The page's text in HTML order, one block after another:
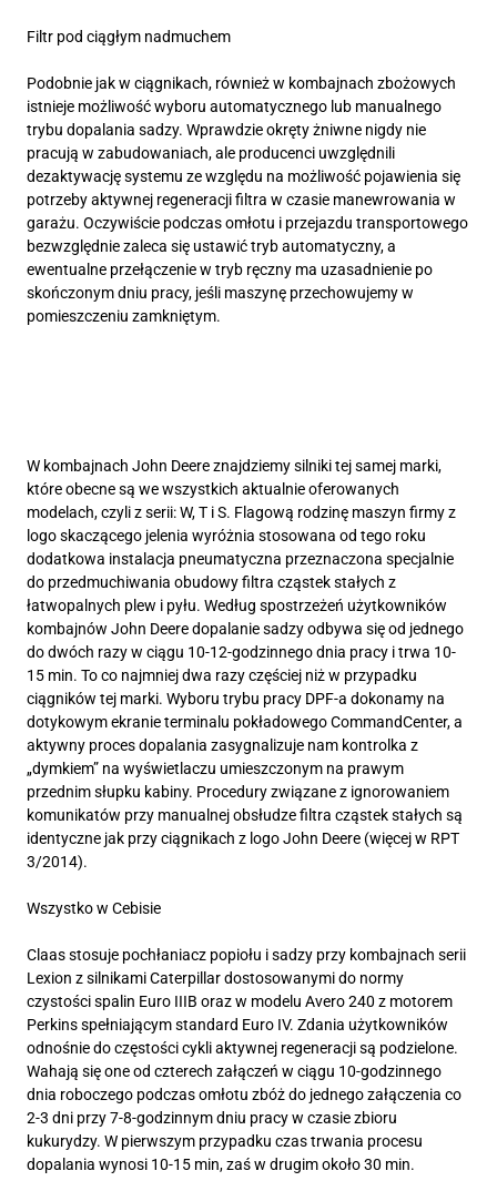
Filtr pod ciągłym nadmuchem
Podobnie jak w ciągnikach, również w kombajnach zbożowych
istnieje możliwość wyboru automatycznego lub manualnego
trybu dopalania sadzy. Wprawdzie okręty żniwne nigdy nie
pracują w zabudowaniach, ale producenci uwzględnili
dezaktywację systemu ze względu na możliwość pojawienia się
potrzeby aktywnej regeneracji filtra w czasie manewrowania w
garażu. Oczywiście podczas omłotu i przejazdu transportowego
bezwzględnie zaleca się ustawić tryb automatyczny, a
ewentualne przełączenie w tryb ręczny ma uzasadnienie po
skończonym dniu pracy, jeśli maszynę przechowujemy w
pomieszczeniu zamkniętym.
W kombajnach John Deere znajdziemy silniki tej samej marki,
które obecne są we wszystkich aktualnie oferowanych
modelach, czyli z serii: W, T i S. Flagową rodzinę maszyn firmy z
logo skaczącego jelenia wyróżnia stosowana od tego roku
dodatkowa instalacja pneumatyczna przeznaczona specjalnie
do przedmuchiwania obudowy filtra cząstek stałych z
łatwopalnych plew i pyłu. Według spostrzeżeń użytkowników
kombajnów John Deere dopalanie sadzy odbywa się od jednego
do dwóch razy w ciągu 10-12-godzinnego dnia pracy i trwa 10-
15 min. To co najmniej dwa razy częściej niż w przypadku
ciągników tej marki. Wyboru trybu pracy DPF-a dokonamy na
dotykowym ekranie terminalu pokładowego CommandCenter, a
aktywny proces dopalania zasygnalizuje nam kontrolka z
„dymkiem” na wyświetlaczu umieszczonym na prawym
przednim słupku kabiny. Procedury związane z ignorowaniem
komunikatów przy manualnej obsłudze filtra cząstek stałych są
identyczne jak przy ciągnikach z logo John Deere (więcej w RPT
3/2014).
Wszystko w Cebisie
Claas stosuje pochłaniacz popiołu i sadzy przy kombajnach serii
Lexion z silnikami Caterpillar dostosowanymi do normy
czystości spalin Euro IIIB oraz w modelu Avero 240 z motorem
Perkins spełniającym standard Euro IV. Zdania użytkowników
odnośnie do częstości cykli aktywnej regeneracji są podzielone.
Wahają się one od czterech załączeń w ciągu 10-godzinnego
dnia roboczego podczas omłotu zbóż do jednego załączenia co
2-3 dni przy 7-8-godzinnym dniu pracy w czasie zbioru
kukurydzy. W pierwszym przypadku czas trwania procesu
dopalania wynosi 10-15 min, zaś w drugim około 30 min.